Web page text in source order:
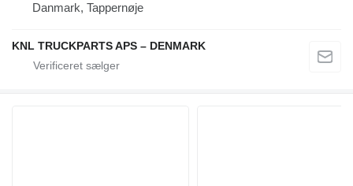
Danmark, Tappernøje
KNL TRUCKPARTS APS – DENMARK